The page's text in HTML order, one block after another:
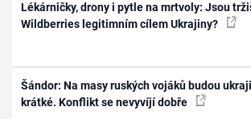
Lékárničky, drony i pytle na mrtvoly: Jsou
Wildberries legitimním cílem Ukrajiny?
Šándor: Na masy ruských vojáků budou
krátké. Konflikt se nevyvíjí dobře